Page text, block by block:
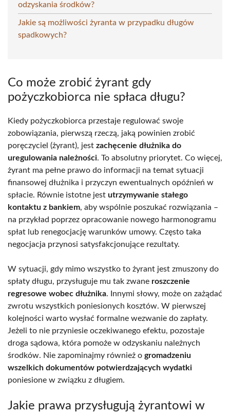
odzyskania środków?
Jakie są możliwości żyranta w przypadku długów
spadkowych?
Co może zrobić żyrant gdy
pożyczkobiorca nie spłaca długu?
Kiedy pożyczkobiorca przestaje regulować swoje
zobowiązania, pierwszą rzeczą, jaką powinien zrobić
poręczyciel (żyrant), jest zachęcenie dłużnika do
uregulowania należności. To absolutny priorytet. Co więcej,
żyrant ma pełne prawo do informacji na temat sytuacji
finansowej dłużnika i przyczyn ewentualnych opóźnień w
spłacie. Równie istotne jest utrzymywanie stałego
kontaktu z bankiem, aby wspólnie poszukać rozwiązania –
na przykład poprzez opracowanie nowego harmonogramu
spłat lub renegocjację warunków umowy. Często taka
negocjacja przynosi satysfakcjonujące rezultaty.
W sytuacji, gdy mimo wszystko to żyrant jest zmuszony do
spłaty długu, przysługuje mu tak zwane roszczenie
regresowe wobec dłużnika. Innymi słowy, może on zażądać
zwrotu wszystkich poniesionych kosztów. W pierwszej
kolejności warto wysłać formalne wezwanie do zapłaty.
Jeżeli to nie przyniesie oczekiwanego efektu, pozostaje
droga sądowa, która pomoże w odzyskaniu należnych
środków. Nie zapominajmy również o gromadzeniu
wszelkich dokumentów potwierdzających wydatki
poniesione w związku z długiem.
Jakie prawa przysługują żyrantowi w